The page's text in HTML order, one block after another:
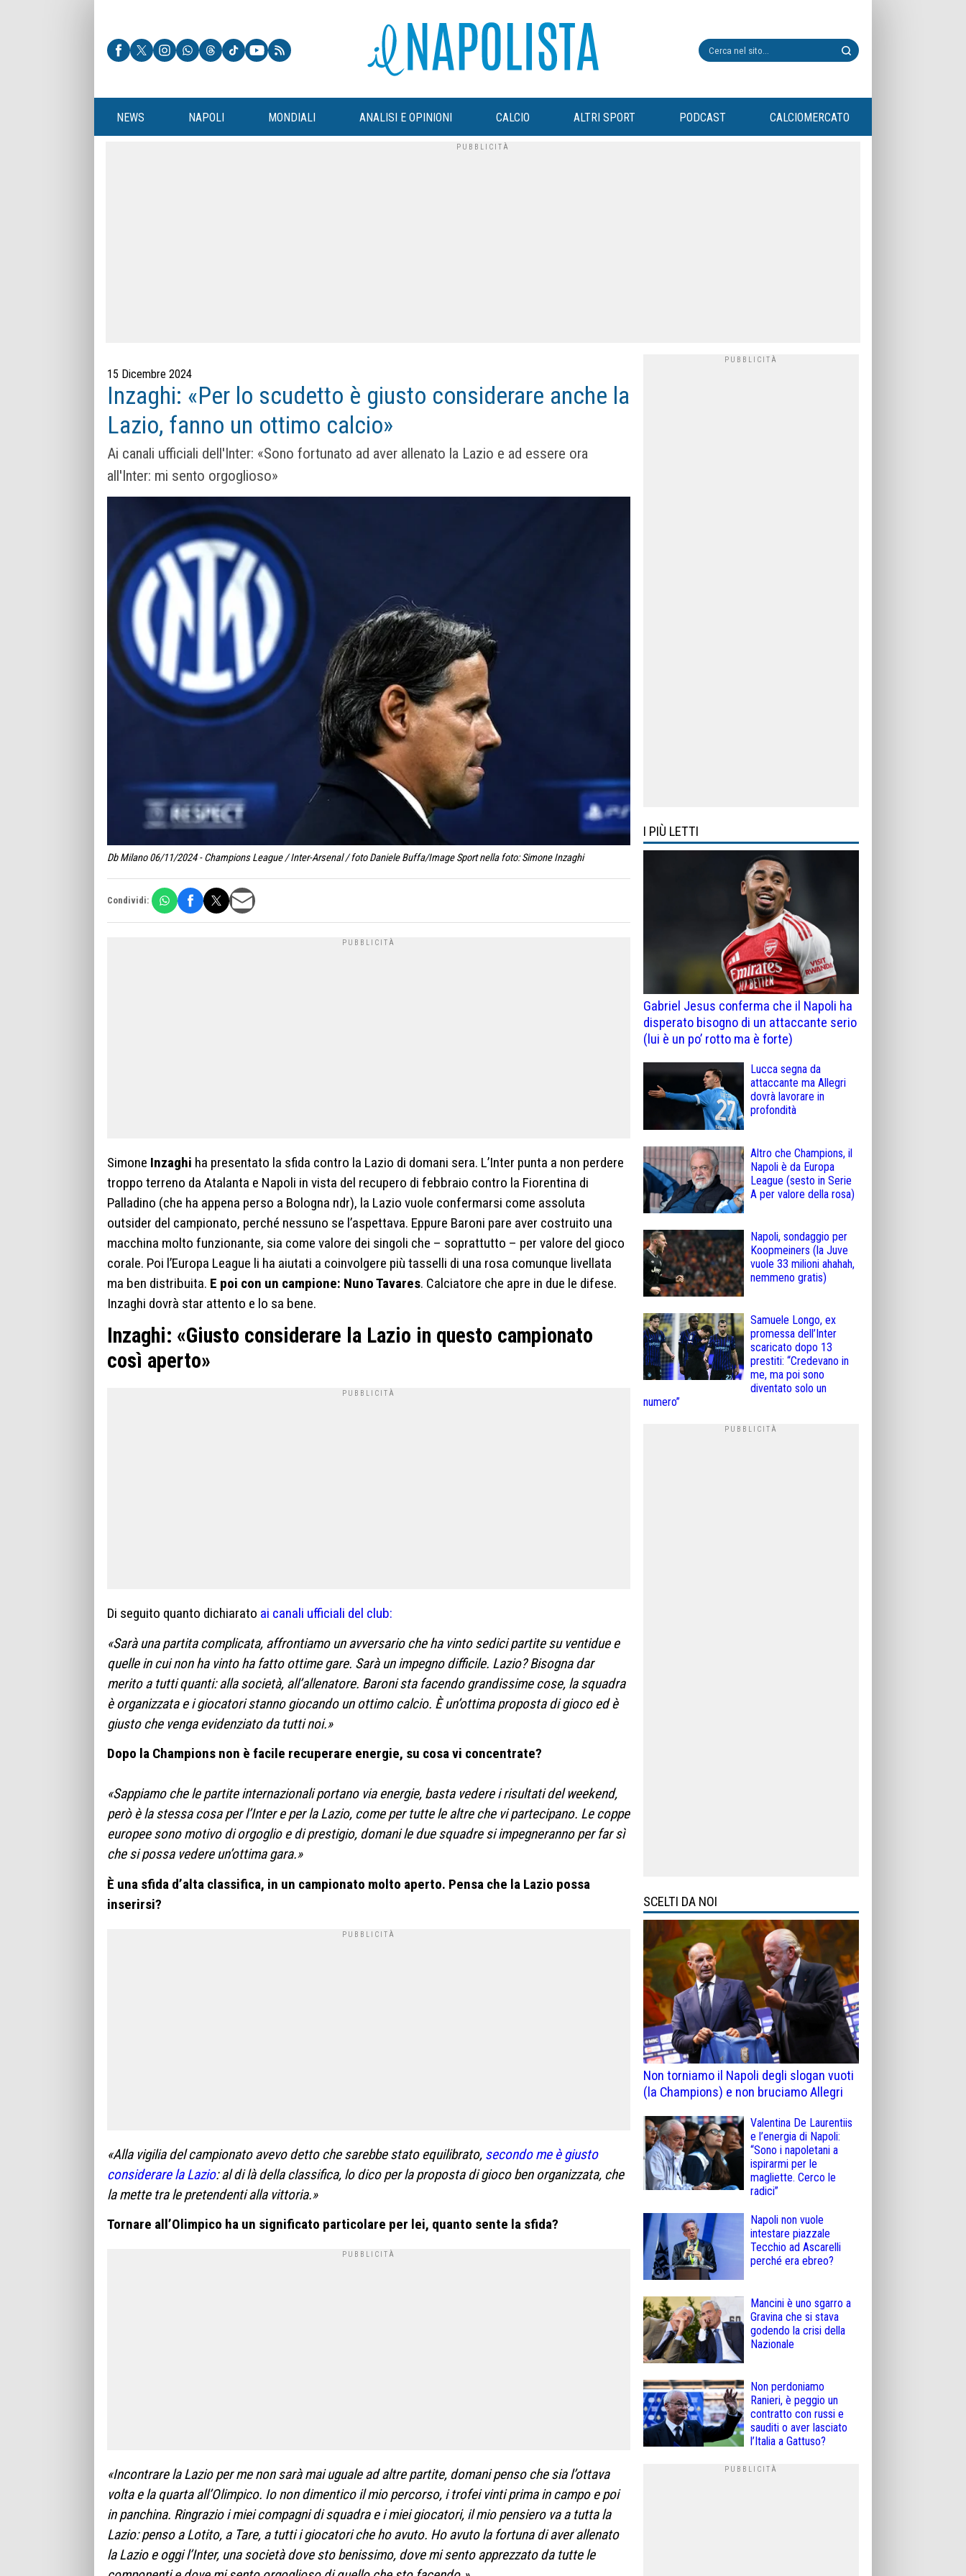
NEWS NAPOLI MONDIALI ANALISI E OPINIONI CALCIO ALTRI SPORT PODCAST CALCIOMERCATO
15 Dicembre 2024
Inzaghi: «Per lo scudetto è giusto considerare anche la
Lazio, fanno un ottimo calcio»
Ai canali ufficiali dell'Inter: «Sono fortunato ad aver allenato la Lazio e ad essere ora
all'Inter: mi sento orgoglioso»
Db Milano 06/11/2024 - Champions League / Inter-Arsenal / foto Daniele Buffa/Image Sport nella foto: Simone Inzaghi
Condividi:
Simone Inzaghi ha presentato la sfida contro la Lazio di domani sera. L’Inter punta a non perdere
troppo terreno da Atalanta e Napoli in vista del recupero di febbraio contro la Fiorentina di
Palladino (che ha appena perso a Bologna ndr), la Lazio vuole confermarsi come assoluta
outsider del campionato, perché nessuno se l’aspettava. Eppure Baroni pare aver costruito una
macchina molto funzionante, sia come valore dei singoli che – soprattutto – per valore del gioco
corale. Poi l’Europa League li ha aiutati a coinvolgere più tasselli di una rosa comunque livellata
ma ben distribuita. E poi con un campione: Nuno Tavares. Calciatore che apre in due le difese.
Inzaghi dovrà star attento e lo sa bene.
Inzaghi: «Giusto considerare la Lazio in questo campionato
così aperto»
Di seguito quanto dichiarato ai canali ufficiali del club:
«Sarà una partita complicata, affrontiamo un avversario che ha vinto sedici partite su ventidue e
quelle in cui non ha vinto ha fatto ottime gare. Sarà un impegno difficile. Lazio? Bisogna dar
merito a tutti quanti: alla società, all’allenatore. Baroni sta facendo grandissime cose, la squadra
è organizzata e i giocatori stanno giocando un ottimo calcio. È un’ottima proposta di gioco ed è
giusto che venga evidenziato da tutti noi.»
Dopo la Champions non è facile recuperare energie, su cosa vi concentrate?
«Sappiamo che le partite internazionali portano via energie, basta vedere i risultati del weekend,
però è la stessa cosa per l’Inter e per la Lazio, come per tutte le altre che vi partecipano. Le coppe
europee sono motivo di orgoglio e di prestigio, domani le due squadre si impegneranno per far sì
che si possa vedere un’ottima gara.»
È una sfida d’alta classifica, in un campionato molto aperto. Pensa che la Lazio possa
inserirsi?
«Alla vigilia del campionato avevo detto che sarebbe stato equilibrato, secondo me è giusto
considerare la Lazio: al di là della classifica, lo dico per la proposta di gioco ben organizzata, che
la mette tra le pretendenti alla vittoria.»
Tornare all’Olimpico ha un significato particolare per lei, quanto sente la sfida?
«Incontrare la Lazio per me non sarà mai uguale ad altre partite, domani penso che sia l’ottava
volta e la quarta all’Olimpico. Io non dimentico il mio percorso, i trofei vinti prima in campo e poi
in panchina. Ringrazio i miei compagni di squadra e i miei giocatori, il mio pensiero va a tutta la
Lazio: penso a Lotito, a Tare, a tutti i giocatori che ho avuto. Ho avuto la fortuna di aver allenato
la Lazio e oggi l’Inter, una società dove sto benissimo, dove mi sento apprezzato da tutte le
I PIÙ LETTI
Gabriel Jesus conferma che il Napoli ha
disperato bisogno di un attaccante serio
(lui è un po’ rotto ma è forte)
Lucca segna da
attaccante ma Allegri
dovrà lavorare in
profondità
Altro che Champions, il
Napoli è da Europa
League (sesto in Serie
A per valore della rosa)
Napoli, sondaggio per
Koopmeiners (la Juve
vuole 33 milioni ahahah,
nemmeno gratis)
Samuele Longo, ex
promessa dell’Inter
scaricato dopo 13
prestiti: “Credevano in
me, ma poi sono
diventato solo un
numero”
SCELTI DA NOI
Non torniamo il Napoli degli slogan vuoti
(la Champions) e non bruciamo Allegri
Valentina De Laurentiis
e l’energia di Napoli:
“Sono i napoletani a
ispirarmi per le
magliette. Cerco le
radici”
Napoli non vuole
intestare piazzale
Tecchio ad Ascarelli
perché era ebreo?
Mancini è uno sgarro a
Gravina che si stava
godendo la crisi della
Nazionale
Non perdoniamo
Ranieri, è peggio un
contratto con russi e
sauditi o aver lasciato
l’Italia a Gattuso?